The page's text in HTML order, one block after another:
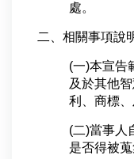
處。
二、相關事項說
(一)本宣告
及於其他
利、商標、
(二)當事人
是否得被